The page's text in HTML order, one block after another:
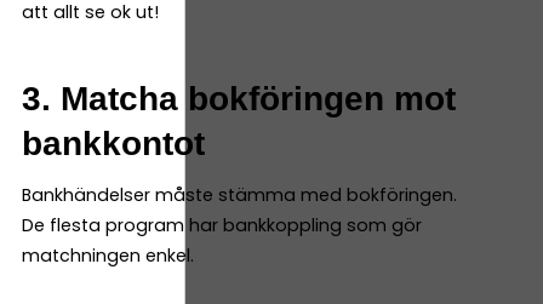
att allt se ok ut!
3. Matcha bokföringen mot
bankkontot
Bankhändelser måste stämma med bokföringen.
De flesta program har bankkoppling som gör
matchningen enkel.